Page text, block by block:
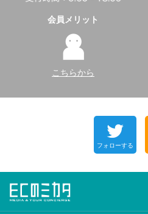
会員メリット
こちらから
フォローする